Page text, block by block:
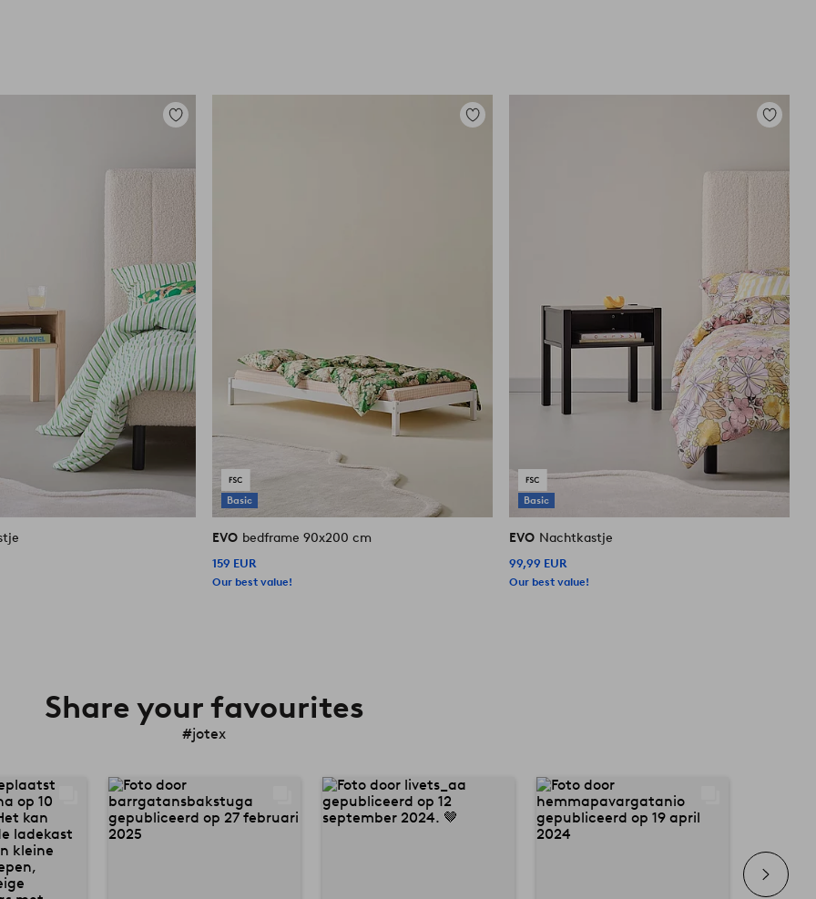
Toevoegen
Basic
Toevoegen
EVO bedframe 90x200 cm
159 EUR
Our best value!
Basic
EVO Nachtkastje
99,99 EUR
Our best value!
Share your favourites
#jotex